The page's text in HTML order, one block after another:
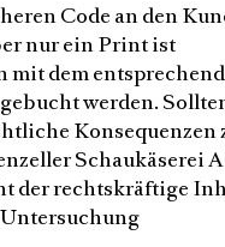
Code an den
nur ein Print ist
mit dem
werden.
Konsequenzen
Schaukäserei
der rechtskräftige